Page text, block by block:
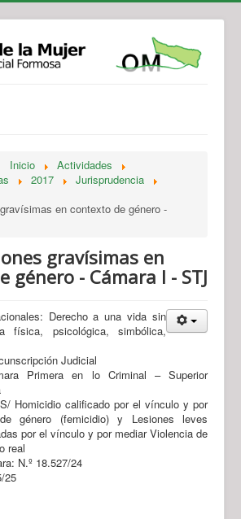
Novedades
de Atención
Inicio
Actividades
2017
Jurisprudencia
en contexto de género -
gravísimas en
género - Cámara I - STJ
Derecho a una vida sin
física, psicológica, simbólica,
Judicial
Primera en lo Criminal – Superior
Homicidio calificado por el vínculo y por
género (femicidio) y Lesiones leves
por el vínculo y por mediar Violencia de
real
N.º 18.527/24
25